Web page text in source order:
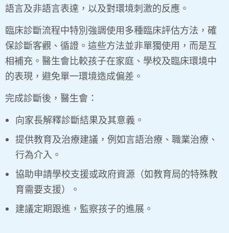
語言及非語言表達，以及對環境刺激的反應。
臨床診斷流程中特別強調使用多種臨床評估方法，確
保診斷客觀、循證。這些方法並非單獨使用，而是互
相補充。醫生會比較孩子在家庭、學校及臨床環境中
的表現，避免單一環境造成偏差。
完成診斷後，醫生會：
向家長解釋診斷結果及其意義。
提供教育及治療建議，例如言語治療、職業治療、
行為介入。
協助申請學校支援或政府資源（如教育局的特殊教
育需要支援）。
建議定期跟進，監察孩子的進展。